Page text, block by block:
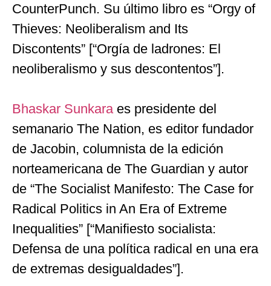
CounterPunch. Su último libro es “Orgy of
Thieves: Neoliberalism and Its
Discontents” [“Orgía de ladrones: El
neoliberalismo y sus descontentos”].
Bhaskar Sunkara es presidente del
semanario The Nation, es editor fundador
de Jacobin, columnista de la edición
norteamericana de The Guardian y autor
de “The Socialist Manifesto: The Case for
Radical Politics in An Era of Extreme
Inequalities” [“Manifiesto socialista:
Defensa de una política radical en una era
de extremas desigualdades”].